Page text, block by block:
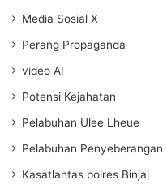
Media Sosial X
Perang Propaganda
video AI
Potensi Kejahatan
Pelabuhan Ulee Lheue
Pelabuhan Penyeberangan
Kasatlantas polres Binjai